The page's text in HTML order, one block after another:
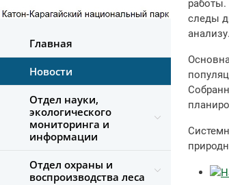
Главная
Новости
Отдел науки,
экологического
мониторинга и
информации
Отдел охраны и
воспроизводства леса
следы
анализу.